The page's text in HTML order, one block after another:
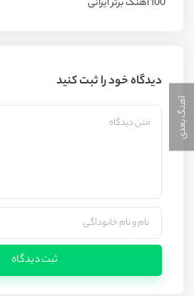
آهنگ بعدی
100 آهنگ برتر ایرانی
دیدگاه خود را ثبت کنید